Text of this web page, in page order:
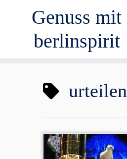
Genuss mit
berlinspirit
urteilen